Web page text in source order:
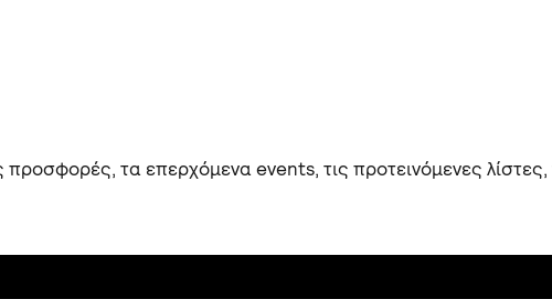
τα επερχόμενα events, τις προτεινόμενες